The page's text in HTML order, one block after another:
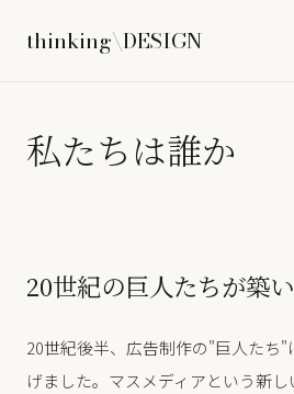
thinking\DESIGN
私たちは誰か
20世紀の巨人たちが築
20世紀後半、広告制作の"巨人たち
げました。マスメディアという新